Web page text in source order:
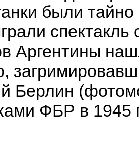
были
спектакль
Аргентины
Берлин
ФБР в 1945